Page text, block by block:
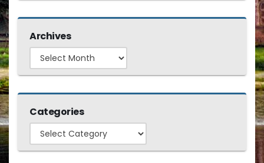
Archives
Archives
Categories
Categories